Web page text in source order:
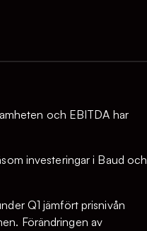
och EBITDA har
investeringar i Baud och
Q1 jämfört prisnivån
Förändringen av